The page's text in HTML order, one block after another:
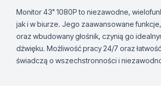
Monitor 43" 1080P to niezawodne,
jak i w biurze. Jego zaawansowane
oraz wbudowany głośnik, czynią go
dźwięku. Możliwość pracy 24/7 oraz
świadczą o wszechstronności i